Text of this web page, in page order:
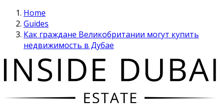
Home
Guides
Как граждане Великобритании могут купить
недвижимость в Дубае